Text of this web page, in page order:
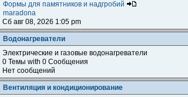
Формы для памятников и надгробий
maradona
Сб авг 08, 2026 1:05 pm
Водонагреватели
Электрические и газовые водонагреватели
0 Темы with 0 Сообщения
Нет сообщений
Вентиляция и кондиционирование